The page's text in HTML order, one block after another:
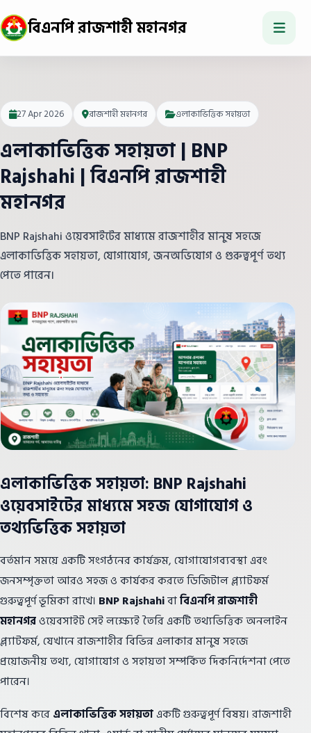
বিএনপি রাজশাহী মহানগর
27 Apr 2026 রাজশাহী মহানগর এলাকাভিত্তিক সহায়তা
এলাকাভিত্তিক সহায়তা | BNP
Rajshahi | বিএনপি রাজশাহী
মহানগর
BNP Rajshahi ওয়েবসাইটের মাধ্যমে রাজশাহীর মানুষ সহজে
এলাকাভিত্তিক সহায়তা, যোগাযোগ, জনঅভিযোগ ও গুরুত্বপূর্ণ তথ্য
পেতে পারেন।
এলাকাভিত্তিক সহায়তা: BNP Rajshahi
ওয়েবসাইটের মাধ্যমে সহজ যোগাযোগ ও
তথ্যভিত্তিক সহায়তা
বর্তমান সময়ে একটি সংগঠনের কার্যক্রম, যোগাযোগব্যবস্থা এবং
জনসম্পৃক্ততা আরও সহজ ও কার্যকর করতে ডিজিটাল প্ল্যাটফর্ম
গুরুত্বপূর্ণ ভূমিকা রাখে। BNP Rajshahiবাবিএনপি রাজশাহী
মহানগরওয়েবসাইট সেই লক্ষ্যেই তৈরি একটি তথ্যভিত্তিক অনলাইন
প্ল্যাটফর্ম, যেখানে রাজশাহীর বিভিন্ন এলাকার মানুষ সহজে
প্রয়োজনীয় তথ্য, যোগাযোগ ও সহায়তা সম্পর্কিত দিকনির্দেশনা পেতে
পারেন।
বিশেষ করেএলাকাভিত্তিক সহায়তাএকটি গুরুত্বপূর্ণ বিষয়। রাজশাহী